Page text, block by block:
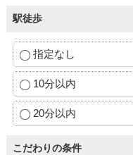
駅徒歩
指定なし
10分以内
20分以内
こだわりの条件